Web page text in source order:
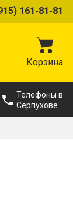
161-81-81
Корзина
Телефоны в
Серпухове